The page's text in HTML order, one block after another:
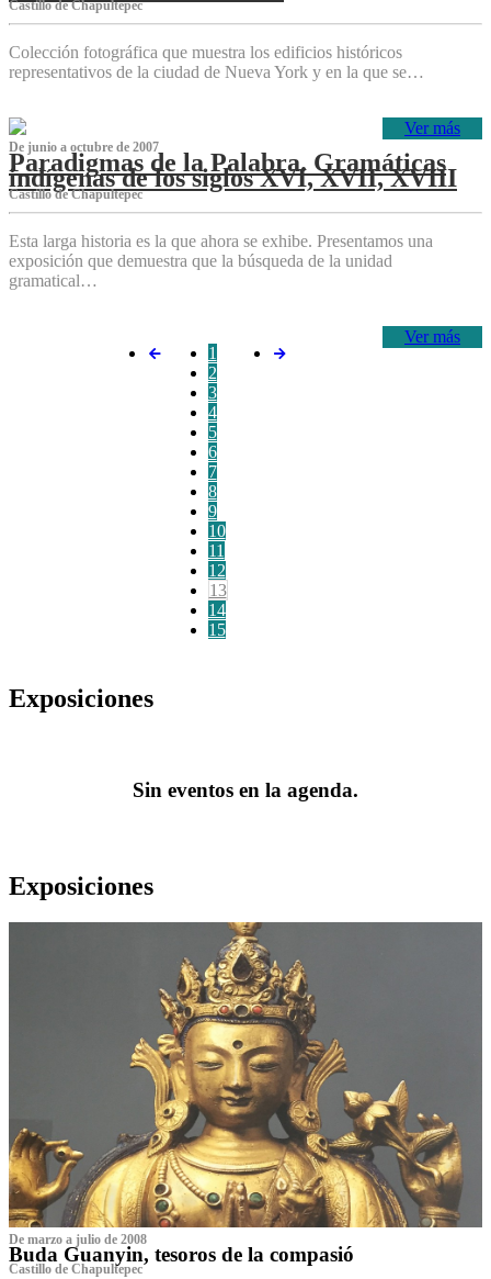
Castillo de Chapultepec
Colección fotográfica que muestra los edificios históricos
representativos de la ciudad de Nueva York y en la que se…
Ver más
De junio a octubre de 2007
Paradigmas de la Palabra. Gramáticas
indígenas de los siglos XVI, XVII, XVIII
Castillo de Chapultepec
Esta larga historia es la que ahora se exhibe. Presentamos una
exposición que demuestra que la búsqueda de la unidad
gramatical…
Ver más
1
2
3
4
5
6
7
8
9
10
11
12
13
14
15
Exposiciones
Sin eventos en la agenda.
Exposiciones
De marzo a julio de 2008
Buda Guanyin, tesoros de la compasió
Castillo de Chapultepec